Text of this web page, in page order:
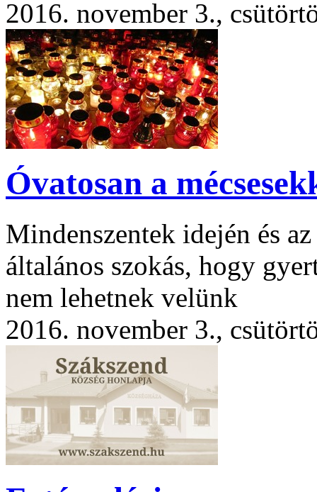
2016. november 3.,
Óvatosan a
Mindenszentek idején és
általános szokás, hogy
nem lehetnek velünk
2016. november 3.,